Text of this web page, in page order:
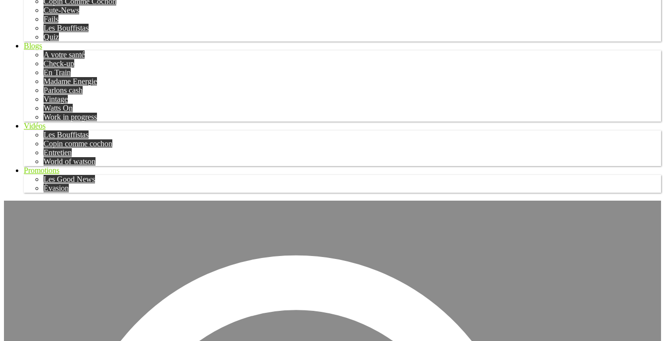
Cute-News
Fails
Les Bouffistas
Quiz
Blogs
A votre santé
Check-up
En Train
Madame Energie
Parlons cash
Vintage
Watts On
Work in progress
Vidéos
Les Bouffistas
Copin comme cochon
Entretien
World of watson
Promotions
Les Good News
Évasion